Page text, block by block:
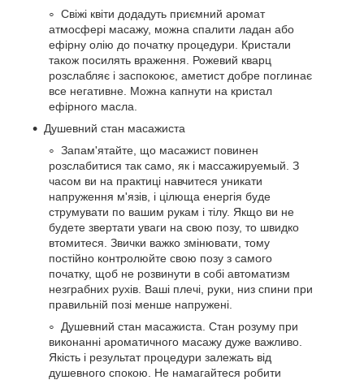
Свіжі квіти додадуть приємний аромат
атмосфері масажу, можна спалити ладан або
ефірну олію до початку процедури. Кристали
також посилять враження. Рожевий кварц
розслабляє і заспокоює, аметист добре поглинає
все негативне. Можна капнути на кристал
ефірного масла.
Душевний стан масажиста
Запам'ятайте, що масажист повинен
розслабитися так само, як і массажируемый. З
часом ви на практиці навчитеся уникати
напруження м'язів, і цілюща енергія буде
струмувати по вашим рукам і тілу. Якщо ви не
будете звертати уваги на свою позу, то швидко
втомитеся. Звички важко змінювати, тому
постійно контролюйте свою позу з самого
початку, щоб не розвинути в собі автоматизм
незграбних рухів. Ваші плечі, руки, низ спини при
правильній позі менше напружені.
Душевний стан масажиста. Стан розуму при
виконанні ароматичного масажу дуже важливо.
Якість і результат процедури залежать від
душевного спокою. Не намагайтеся робити